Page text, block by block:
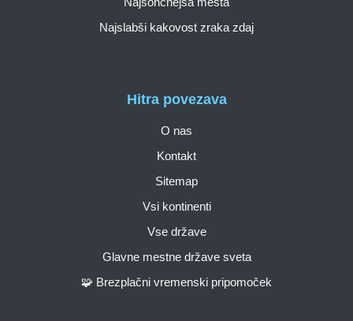
Hitra povezava
O nas
Kontakt
Sitemap
Vsi kontinenti
Vse države
Glavne mestne države sveta
🧩 Brezplačni vremenski pripomoček
Najslabši kakovost zraka zdaj